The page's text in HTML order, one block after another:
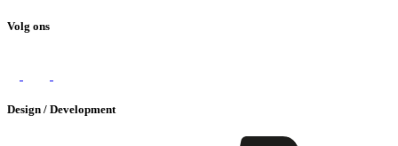
Volg ons
Design / Development